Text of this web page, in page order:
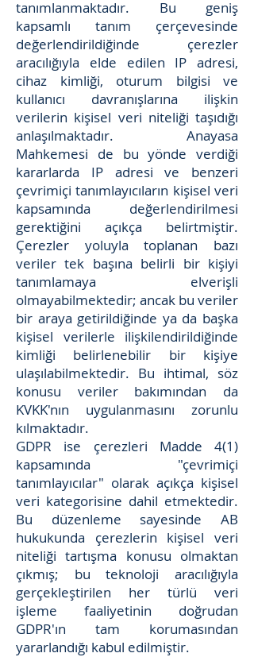
tanımlanmaktadır. Bu geniş
kapsamlı tanım çerçevesinde
değerlendirildiğinde çerezler
aracılığıyla elde edilen IP adresi,
cihaz kimliği, oturum bilgisi ve
kullanıcı davranışlarına ilişkin
verilerin kişisel veri niteliği taşıdığı
anlaşılmaktadır. Anayasa
Mahkemesi de bu yönde verdiği
kararlarda IP adresi ve benzeri
çevrimiçi tanımlayıcıların kişisel veri
kapsamında değerlendirilmesi
gerektiğini açıkça belirtmiştir.
Çerezler yoluyla toplanan bazı
veriler tek başına belirli bir kişiyi
tanımlamaya elverişli
olmayabilmektedir; ancak bu veriler
bir araya getirildiğinde ya da başka
kişisel verilerle ilişkilendirildiğinde
kimliği belirlenebilir bir kişiye
ulaşılabilmektedir. Bu ihtimal, söz
konusu veriler bakımından da
KVKK'nın uygulanmasını zorunlu
kılmaktadır.
GDPR ise çerezleri Madde 4(1)
kapsamında "çevrimiçi
tanımlayıcılar" olarak açıkça kişisel
veri kategorisine dahil etmektedir.
Bu düzenleme sayesinde AB
hukukunda çerezlerin kişisel veri
niteliği tartışma konusu olmaktan
çıkmış; bu teknoloji aracılığıyla
gerçekleştirilen her türlü veri
işleme faaliyetinin doğrudan
GDPR'ın tam korumasından
yararlandığı kabul edilmiştir.